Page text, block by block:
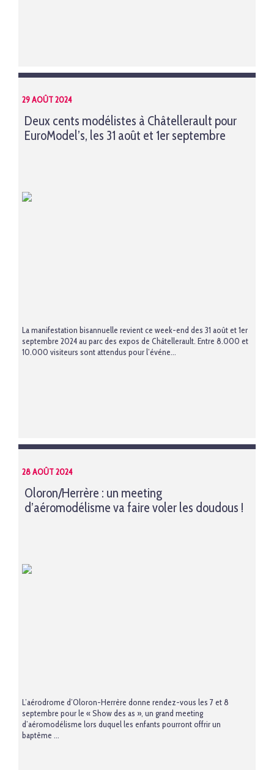
29 AOÛT 2024
Deux cents modélistes à Châtellerault pour
EuroModel’s, les 31 août et 1er septembre
La manifestation bisannuelle revient ce week-end des 31 août et 1er
septembre 2024 au parc des expos de Châtellerault. Entre 8.000 et
10.000 visiteurs sont attendus pour l’événe...
28 AOÛT 2024
Oloron/Herrère : un meeting
d’aéromodélisme va faire voler les doudous !
L’aérodrome d’Oloron-Herrère donne rendez-vous les 7 et 8
septembre pour le « Show des as », un grand meeting
d’aéromodélisme lors duquel les enfants pourront offrir un
baptême ...